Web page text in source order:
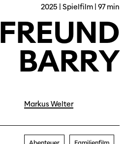
2025 | Spielfilm | 97 min
FREUND
BARRY
Markus Welter